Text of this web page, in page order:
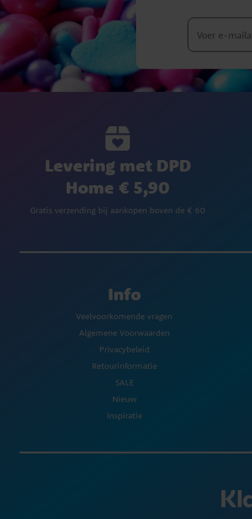
Levering met DPD
Home € 5,90
Gratis verzending bij aankopen boven de € 60
Info
Veelvoorkomende vragen
Algemene Voorwaarden
Privacybeleid
Retourinformatie
SALE
Nieuw
Inspiratie